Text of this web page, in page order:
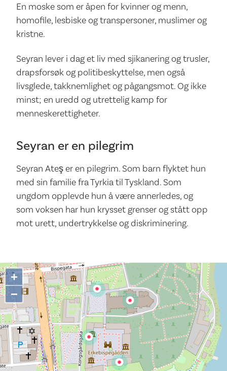
En moske som er åpen for kvinner og menn,
homofile, lesbiske og transpersoner, muslimer og
kristne.
Seyran lever i dag et liv med sjikanering og trusler,
drapsforsøk og politibeskyttelse, men også
livsglede, takknemlighet og pågangsmot. Og ikke
minst; en uredd og utrettelig kamp for
menneskerettigheter.
Seyran er en pilegrim
Seyran Ateş er en pilegrim. Som barn flyktet hun
med sin familie fra Tyrkia til Tyskland. Som
ungdom opplevde hun å være annerledes, og
som voksen har hun krysset grenser og stått opp
mot urett, undertrykkelse og diskriminering.
+
−